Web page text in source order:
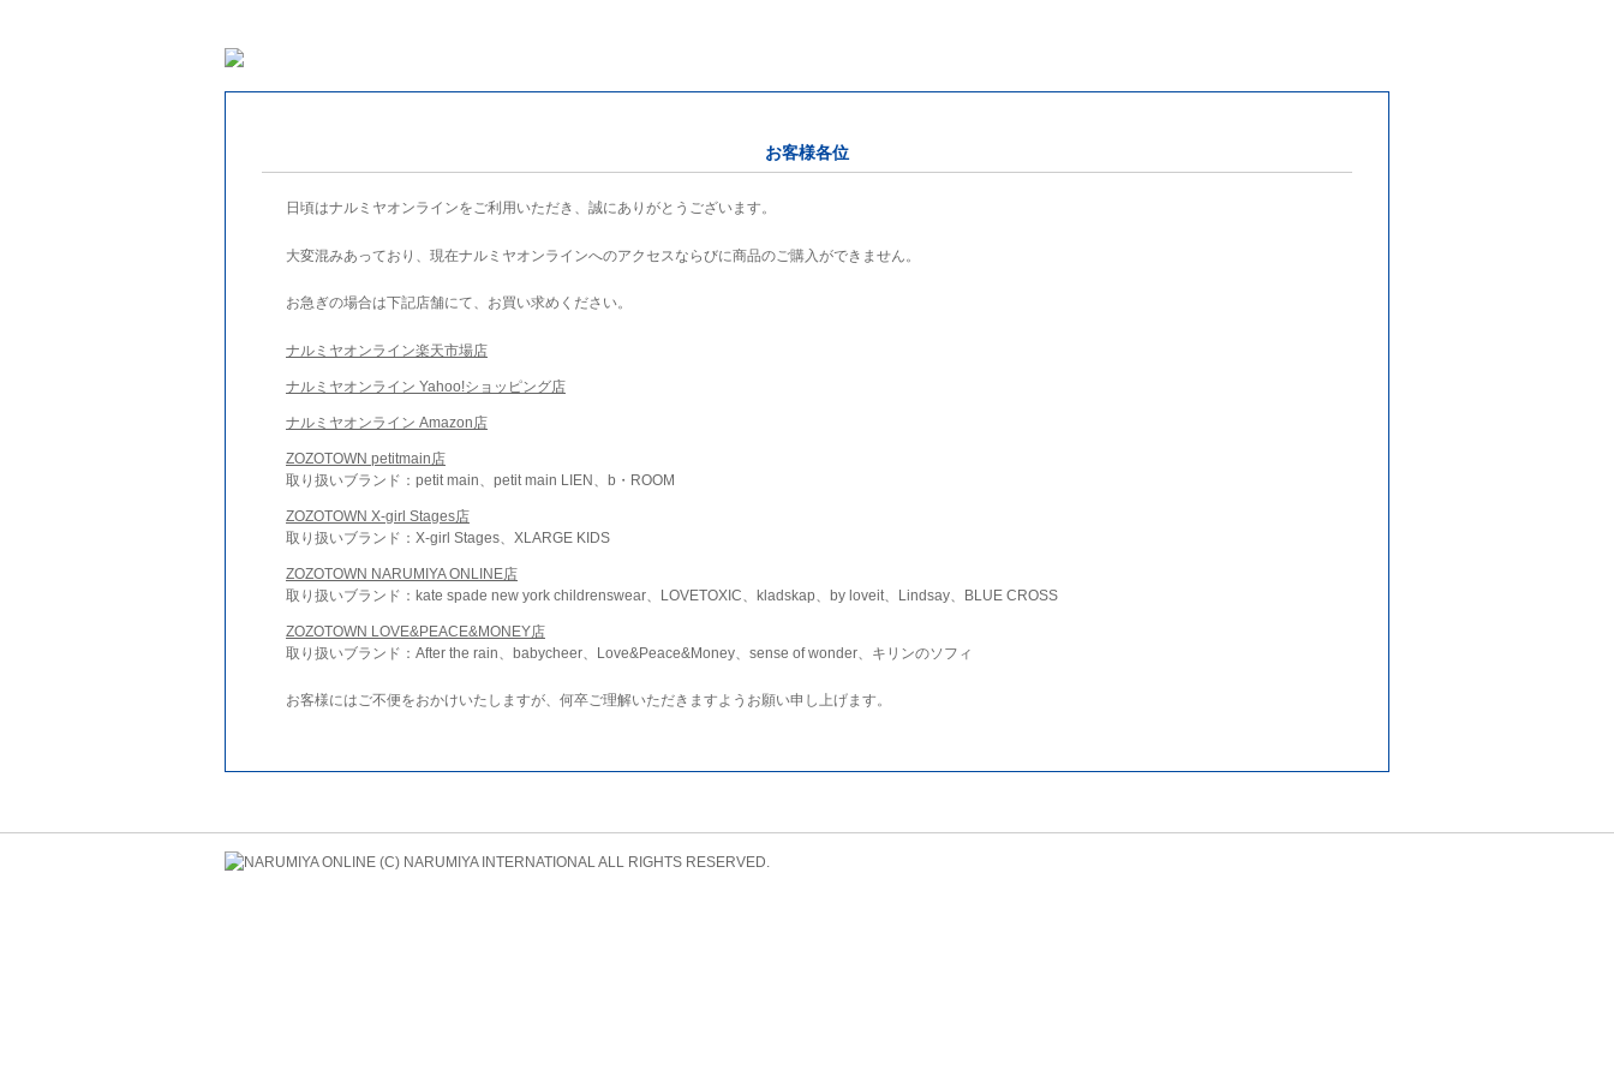
お客様各位
日頃はナルミヤオンラインをご利用いただき、誠にありがとうございます。
大変混みあっており、現在ナルミヤオンラインへのアクセスならびに商品のご購入ができません。
お急ぎの場合は下記店舗にて、お買い求めください。
ナルミヤオンライン楽天市場店
ナルミヤオンライン Yahoo!ショッピング店
ナルミヤオンライン Amazon店
ZOZOTOWN petitmain店
取り扱いブランド：petit main、petit main LIEN、b・ROOM
ZOZOTOWN X-girl Stages店
取り扱いブランド：X-girl Stages、XLARGE KIDS
ZOZOTOWN NARUMIYA ONLINE店
取り扱いブランド：kate spade new york childrenswear、LOVETOXIC、kladskap、by loveit、Lindsay、BLUE CROSS
ZOZOTOWN LOVE&PEACE&MONEY店
取り扱いブランド：After the rain、babycheer、Love&Peace&Money、sense of wonder、キリンのソフィ
お客様にはご不便をおかけいたしますが、何卒ご理解いただきますようお願い申し上げます。